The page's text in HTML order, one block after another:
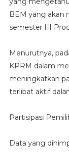
BEM yang akan
semester III
Menurutnya,
KPRM dalam
meningkatkan
terlibat aktif
Partisipasi
Data yang